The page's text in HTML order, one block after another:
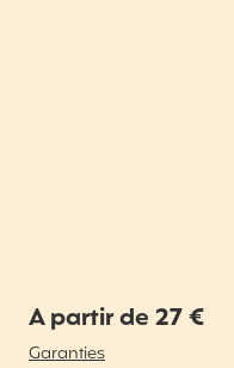
A partir de 27 €
Garanties